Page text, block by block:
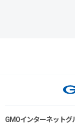
GMOインターネットグ